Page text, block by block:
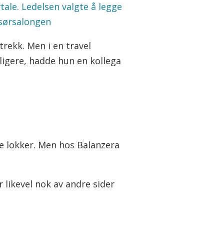
Ledelsen valgte å legge
Men i en travel
hadde hun en kollega
Men hos Balanzera
likevel nok av andre sider